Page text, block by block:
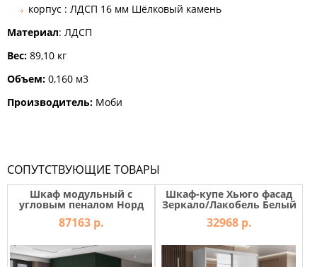
корпус : ЛДСП 16 мм Шёлковый камень
Материал: ЛДСП
Вес: 89,10 кг
Объем: 0,160 м3
Производитель: Моби
СОПУТСТВУЮЩИЕ ТОВАРЫ
Шкаф модульный с
угловым пеналом Норд
Изумрудный, Графит
87163 р.
Шкаф-купе Хьюго фасад
Зеркало/Лакобель Белый
32968 р.
ФАБРИКИ
МЕБЕЛИ